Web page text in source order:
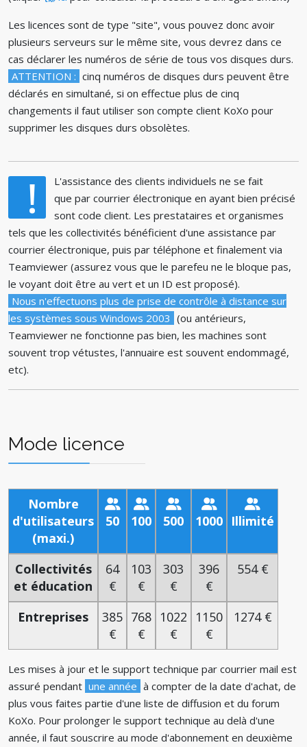
Les licences sont de type "site", vous pouvez donc avoir
plusieurs serveurs sur le même site, vous devrez dans ce
cas déclarer les numéros de série de tous vos disques durs.
ATTENTION : cinq numéros de disques durs peuvent être
déclarés en simultané, si on effectue plus de cinq
changements il faut utiliser son compte client KoXo pour
supprimer les disques durs obsolètes.
!
L'assistance des clients individuels ne se fait
que par courrier électronique en ayant bien précisé
sont code client. Les prestataires et organismes
tels que les collectivités bénéficient d'une assistance par
courrier électronique, puis par téléphone et finalement via
Teamviewer (assurez vous que le parefeu ne le bloque pas,
le voyant doit être au vert et un ID est proposé).
Nous n'effectuons plus de prise de contrôle à distance sur
les systèmes sous Windows 2003 (ou antérieurs,
Teamviewer ne fonctionne pas bien, les machines sont
souvent trop vétustes, l'annuaire est souvent endommagé,
etc).
Mode licence
Nombre
d'utilisateurs
(maxi.)
50 100 500 1000 Illimité
Collectivités
et éducation
64
€
103
€
303
€
396
€
554 €
Entreprises
385
€
768
€
1022
€
1150
€
1274 €
Les mises à jour et le support technique par courrier mail est
assuré pendant une année à compter de la date d'achat, de
plus vous faites partie d'une liste de diffusion et du forum
KoXo. Pour prolonger le support technique au delà d'une
année, il faut souscrire au mode d'abonnement en deuxième